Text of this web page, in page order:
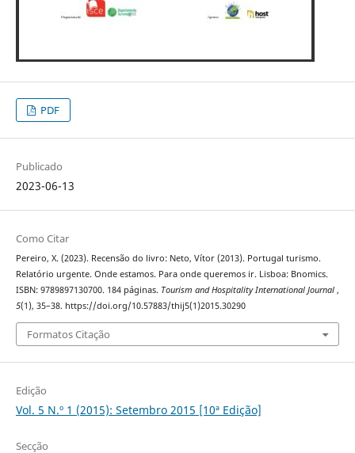
PDF
Publicado
2023-06-13
Como Citar
Pereiro, X. (2023). Recensão do livro: Neto, Vítor (2013). Portugal turismo.
Relatório urgente. Onde estamos. Para onde queremos ir. Lisboa: Bnomics.
ISBN: 9789897130700. 184 páginas. Tourism and Hospitality International Journal ,
5(1), 35–38. https://doi.org/10.57883/thij5(1)2015.30290
Formatos Citação
Edição
Vol. 5 N.º 1 (2015): Setembro 2015 [10ª Edição]
Secção